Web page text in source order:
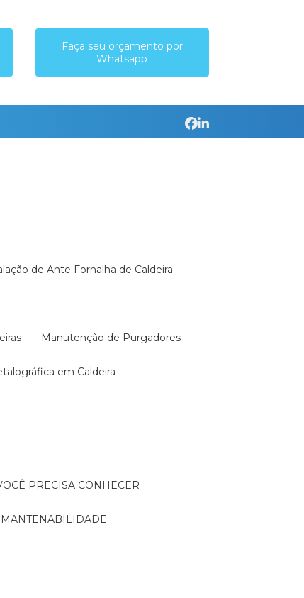
Faça seu orçamento por
Whatsapp
de Ante Fornalha de Caldeira
Manutenção de Purgadores
em Caldeira
PRECISA CONHECER